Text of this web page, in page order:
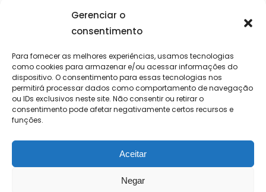
Gerenciar o
consentimento
Para fornecer as melhores experiências, usamos tecnologias
como cookies para armazenar e/ou acessar informações do
dispositivo. O consentimento para essas tecnologias nos
permitirá processar dados como comportamento de navegação
ou IDs exclusivos neste site. Não consentir ou retirar o
consentimento pode afetar negativamente certos recursos e
funções.
Aceitar
Negar